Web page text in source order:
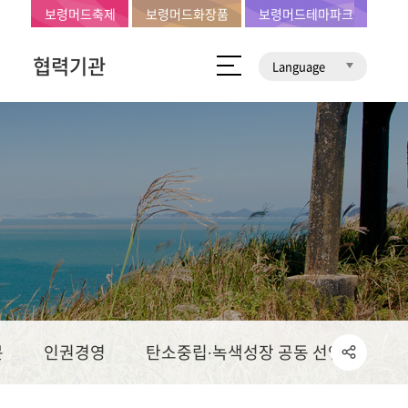
협력기관 Language
보령머드축제 보령머드화장품 보령머드테마파크
인권경영 탄소중립∙녹색성장 공동 선언문